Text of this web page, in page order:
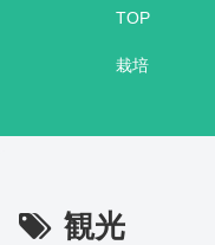
TOP
栽培
観光